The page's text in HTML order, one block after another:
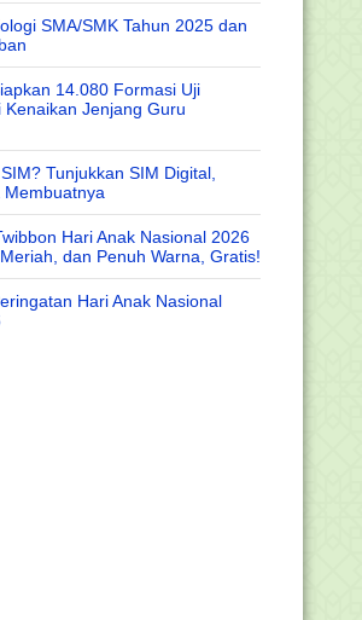
SMA/SMK Tahun 2025 dan
14.080 Formasi Uji
Kenaikan Jenjang Guru
Tunjukkan SIM Digital,
Membuatnya
Hari Anak Nasional 2026
dan Penuh Warna, Gratis!
Hari Anak Nasional